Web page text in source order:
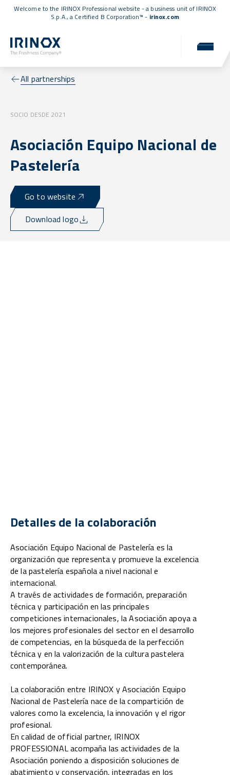
Welcome to the IRINOX Professional website - a business unit of IRINOX
S.p.A., a Certified B Corporation™ - irinox.com
All partnerships
SOCIO DESDE 2021
Asociación Equipo Nacional de
Pastelería
Go to website
Download logo
Detalles de la colaboración
Asociación Equipo Nacional de Pastelería es la
organización que representa y promueve la excelencia
de la pastelería española a nivel nacional e
internacional.
A través de actividades de formación, preparación
técnica y participación en las principales
competiciones internacionales, la Asociación apoya a
los mejores profesionales del sector en el desarrollo
de competencias, en la búsqueda de la perfección
técnica y en la valorización de la cultura pastelera
contemporánea.
La colaboración entre IRINOX y Asociación Equipo
Nacional de Pastelería nace de la compartición de
valores como la excelencia, la innovación y el rigor
profesional.
En calidad de official partner, IRINOX
PROFESSIONAL acompaña las actividades de la
Asociación poniendo a disposición soluciones de
abatimiento y conservación, integradas en los